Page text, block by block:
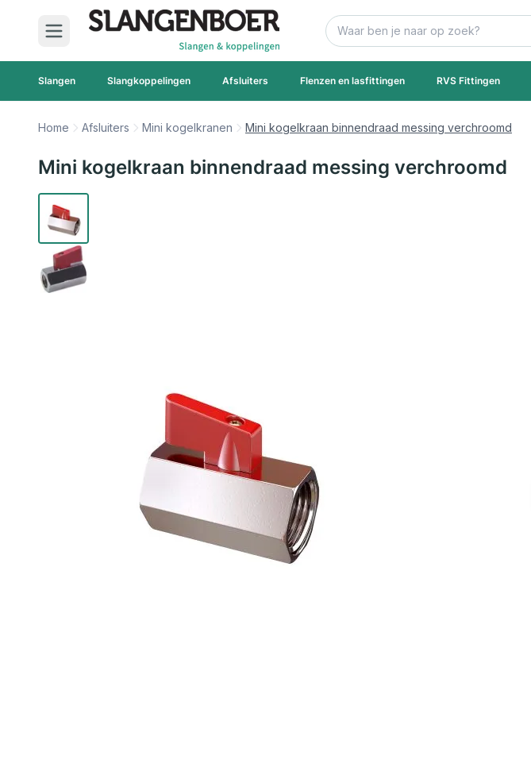
Ga naar de inhoud
Zoek
Slangen Slangkoppelingen Afsluiters Flenzen en lasfittingen RVS Fittingen
Home Afsluiters Mini kogelkranen Mini kogelkraan binnendraad messing verchroomd
Mini kogelkraan binnendraad messing verchroomd